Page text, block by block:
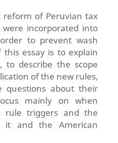
of Peruvian tax
incorporated into
to prevent wash
this essay is to explain
to describe the scope
of the new rules,
questions about their
mainly on when
rule triggers and the
it and the American